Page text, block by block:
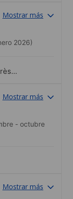
Mostrar más
2026)
Mostrar más
- octubre
Mostrar más